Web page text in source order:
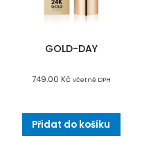
GOLD-DAY
749.00 Kč včetně DPH
Přidat do košíku